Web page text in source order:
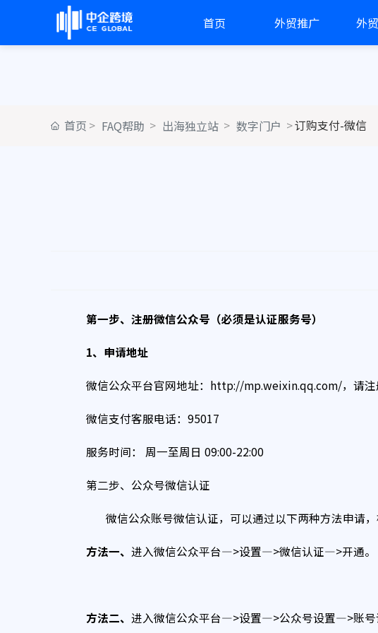
首页 外贸推广 外
首页 FAQ帮助 出海独立站 数字门户 订购支付-微信
第一步、注册微信公众号（必须是认证服务号）
1、申请地址
微信公众平台官网地址：http://mp.weixin.qq.com/，请
微信支付客服电话：95017
服务时间： 周一至周日 09:00-22:00
第二步、公众号微信认证
微信公众账号微信认证，可以通过以下两种方法申请，
方法一、 进入微信公众平台—>设置—>微信认证—>开通。
方法二、 进入微信公众平台—>设置—>公众号设置—>账号